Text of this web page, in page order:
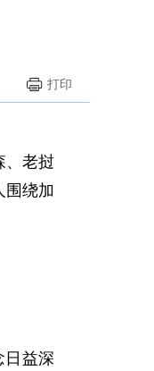
打印
、老挝
围绕加
益深